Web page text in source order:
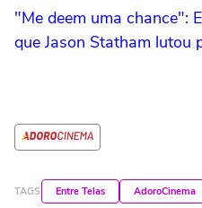
"Me deem uma chance":
que Jason Statham lutou
TAGS Entre Telas AdoroCinema